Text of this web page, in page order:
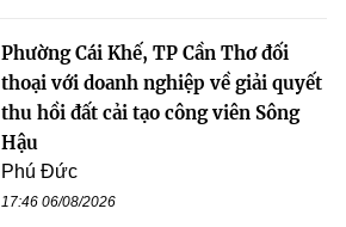
Phường Cái Khế, TP Cần Thơ đối
thoại với doanh nghiệp về giải quyết
thu hồi đất cải tạo công viên Sông
Hậu
Phú Đức
17:46 06/08/2026